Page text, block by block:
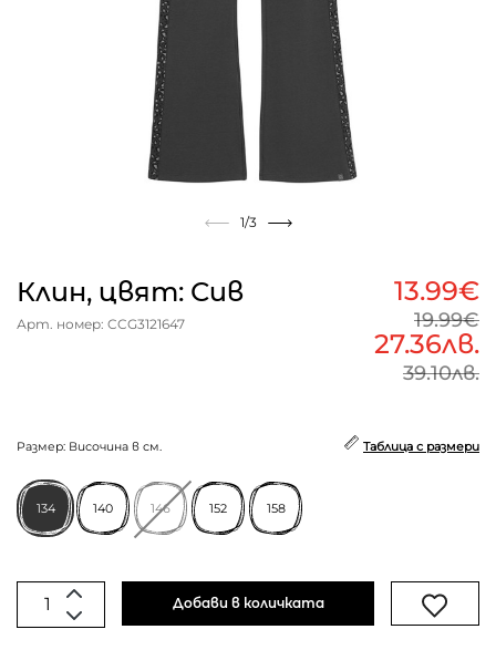
1/3
Клин, цвят: Сив
Арт. номер: CCG3121647
13.99€
19.99€
27.36лв.
39.10лв.
Размер: Височина в см. Таблица с размери
134 140 146 152 158
Добави в количката